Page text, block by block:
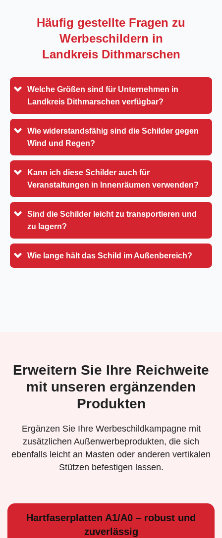
Häufig gestellte Fragen zu
Werbeschildern in
Landkreis Dithmarschen
Welche Größen sind für Unternehmen in
Landkreis Dithmarschen verfügbar?
Wie widerstandsfähig sind die Schilder gegen
Wind und Regen?
Kann ich diese Schilder auch für
Veranstaltungen in Innenräumen verwenden?
Sind die Schilder leicht zu transportieren und
zu lagern?
Wie lange hält das Schild im Außenbereich?
Erweitern Sie Ihre Reichweite
mit unseren ergänzenden
Produkten
Ergänzen Sie Ihre Werbeschildkampagne mit
zusätzlichen Außenwerbeprodukten, die sich
ebenfalls leicht an Masten oder anderen vertikalen
Stützen befestigen lassen.
Hartfaserplatten A1/A0 – robust und
zuverlässig